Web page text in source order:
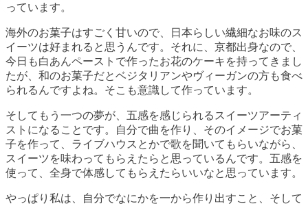
っています。
海外のお菓子はすごく甘いので、日本らしい繊細なお味のス
イーツは好まれると思うんです。それに、京都出身なので、
今日も白あんペーストで作ったお花のケーキを持ってきまし
たが、和のお菓子だとベジタリアンやヴィーガンの方も食べ
られるんですよね。そこも意識して作っています。
そしてもう一つの夢が、五感を感じられるスイーツアーティ
ストになることです。自分で曲を作り、そのイメージでお菓
子を作って、ライブハウスとかで歌を聞いてもらいながら、
スイーツを味わってもらえたらと思っているんです。五感を
使って、全身で体感してもらえたらいいなと思っています。
やっぱり私は、自分でなにかを一から作り出すこと、そして